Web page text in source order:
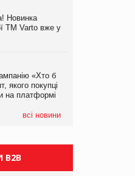
Новинка
ТМ Varto вже у
«Хто б
якого покупці
на платформі
всі новини
Новинка
ТМ Varto вже у
«Хто б
якого покупці
на платформі
дзвінки